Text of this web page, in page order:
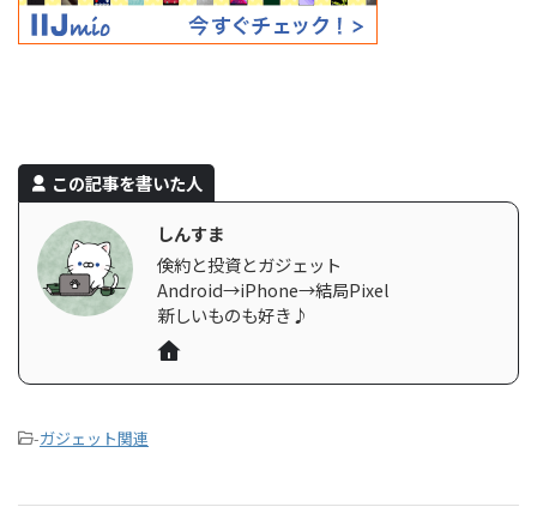
この記事を書いた人
しんすま
倹約と投資とガジェット
Android→iPhone→結局Pixel
新しいものも好き♪
-ガジェット関連